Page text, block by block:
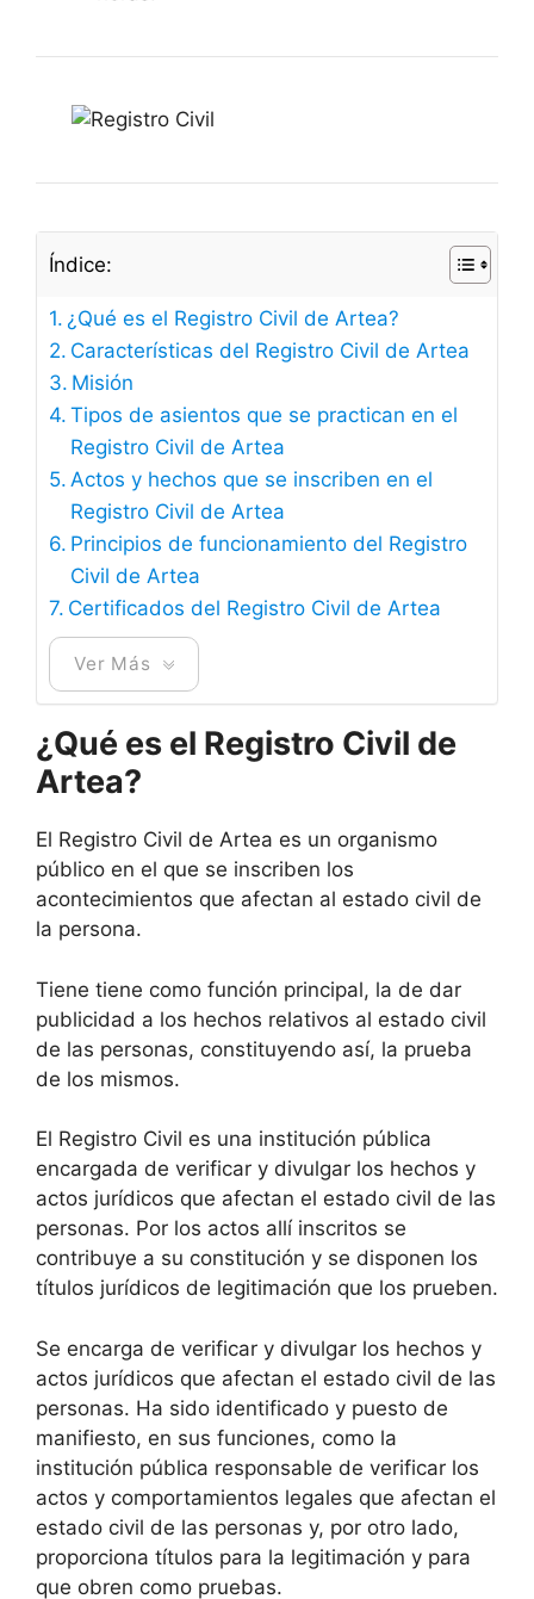
Índice:
¿Qué es el Registro Civil de Artea?
Características del Registro Civil de Artea
Misión
Tipos de asientos que se practican en el
Registro Civil de Artea
Actos y hechos que se inscriben en el
Registro Civil de Artea
Principios de funcionamiento del Registro
Civil de Artea
Certificados del Registro Civil de Artea
Ver Más
¿Qué es el Registro Civil de
Artea?
El Registro Civil de Artea es un organismo
público en el que se inscriben los
acontecimientos que afectan al estado civil de
la persona.
Tiene tiene como función principal, la de dar
publicidad a los hechos relativos al estado civil
de las personas, constituyendo así, la prueba
de los mismos.
El Registro Civil es una institución pública
encargada de verificar y divulgar los hechos y
actos jurídicos que afectan el estado civil de las
personas. Por los actos allí inscritos se
contribuye a su constitución y se disponen los
títulos jurídicos de legitimación que los prueben.
Se encarga de verificar y divulgar los hechos y
actos jurídicos que afectan el estado civil de las
personas. Ha sido identificado y puesto de
manifiesto, en sus funciones, como la
institución pública responsable de verificar los
actos y comportamientos legales que afectan el
estado civil de las personas y, por otro lado,
proporciona títulos para la legitimación y para
que obren como pruebas.